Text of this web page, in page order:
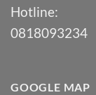
Hotline:
0818093234
GOOGLE MAP